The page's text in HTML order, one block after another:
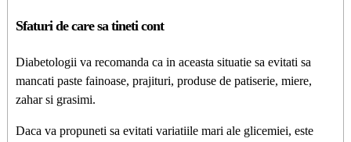
Sfaturi de care sa tineti cont
Diabetologii va recomanda ca in aceasta situatie sa evitati sa
mancati paste fainoase, prajituri, produse de patiserie, miere,
zahar si grasimi.
Daca va propuneti sa evitati variatiile mari ale glicemiei, este